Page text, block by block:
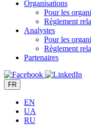
Organisations
Pour les
Règlement
Analystes
Pour les
Règlement
Partenaires
FR
EN
UA
RU